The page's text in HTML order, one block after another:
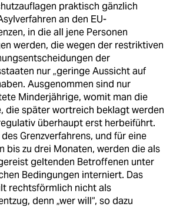
praktisch gänzlich
an den EU-
in die all jene Personen
werden, die wegen der restriktiven
der
nur „geringe Aussicht auf
Ausgenommen sind nur
Minderjährige, womit man die
die später wortreich beklagt werden
überhaupt erst herbeiführt.
Grenzverfahrens, und für eine
bis zu drei Monaten, werden die als
geltenden Betroffenen unter
Bedingungen interniert. Das
rechtsförmlich nicht als
denn „wer will“, so dazu